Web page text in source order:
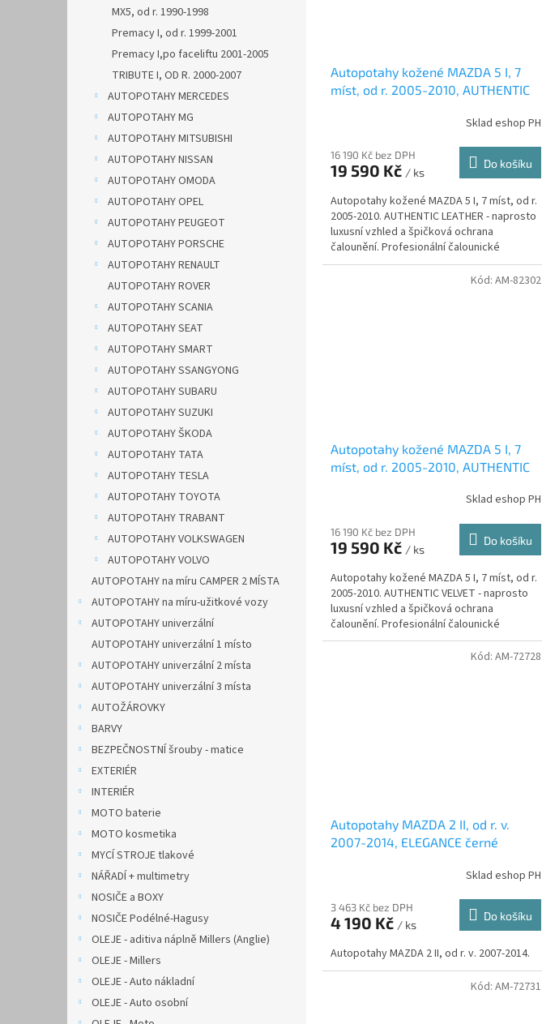
MX5, od r. 1990-1998
Premacy I, od r. 1999-2001
Premacy I,po faceliftu 2001-2005
TRIBUTE I, OD R. 2000-2007
AUTOPOTAHY MERCEDES
AUTOPOTAHY MG
AUTOPOTAHY MITSUBISHI
AUTOPOTAHY NISSAN
AUTOPOTAHY OMODA
AUTOPOTAHY OPEL
AUTOPOTAHY PEUGEOT
AUTOPOTAHY PORSCHE
AUTOPOTAHY RENAULT
AUTOPOTAHY ROVER
AUTOPOTAHY SCANIA
AUTOPOTAHY SEAT
AUTOPOTAHY SMART
AUTOPOTAHY SSANGYONG
AUTOPOTAHY SUBARU
AUTOPOTAHY SUZUKI
AUTOPOTAHY ŠKODA
AUTOPOTAHY TATA
AUTOPOTAHY TESLA
AUTOPOTAHY TOYOTA
AUTOPOTAHY TRABANT
AUTOPOTAHY VOLKSWAGEN
AUTOPOTAHY VOLVO
AUTOPOTAHY na míru CAMPER 2 MÍSTA
AUTOPOTAHY na míru-užitkové vozy
AUTOPOTAHY univerzální
AUTOPOTAHY univerzální 1 místo
AUTOPOTAHY univerzální 2 místa
AUTOPOTAHY univerzální 3 místa
AUTOŽÁROVKY
BARVY
BEZPEČNOSTNÍ šrouby - matice
EXTERIÉR
INTERIÉR
MOTO baterie
MOTO kosmetika
MYCÍ STROJE tlakové
NÁŘADÍ + multimetry
NOSIČE a BOXY
NOSIČE Podélné-Hagusy
OLEJE - aditiva náplně Millers (Anglie)
OLEJE - Millers
OLEJE - Auto nákladní
OLEJE - Auto osobní
Autopotahy kožené MAZDA 5 I, 7
míst, od r. 2005-2010, AUTHENTIC
Sklad eshop PH
16 190 Kč bez DPH
19 590 Kč / ks
Do košíku
Autopotahy kožené MAZDA 5 I, 7 míst, od r.
2005-2010. AUTHENTIC LEATHER - naprosto
luxusní vzhled a špičková ochrana
čalounění. Profesionální čalounické
zpracování....
Autopotahy kožené MAZDA 5 I, 7
míst, od r. 2005-2010, AUTHENTIC
Sklad eshop PH
16 190 Kč bez DPH
19 590 Kč / ks
Do košíku
Autopotahy kožené MAZDA 5 I, 7 míst, od r.
2005-2010. AUTHENTIC VELVET - naprosto
luxusní vzhled a špičková ochrana
čalounění. Profesionální čalounické
zpracování. Automobilová...
Kód: AM-82302
Autopotahy MAZDA 2 II, od r. v.
2007-2014, ELEGANCE černé
Sklad eshop PH
3 463 Kč bez DPH
4 190 Kč / ks
Do košíku
Autopotahy MAZDA 2 II, od r. v. 2007-2014.
Kód: AM-72728
Kód: AM-72731